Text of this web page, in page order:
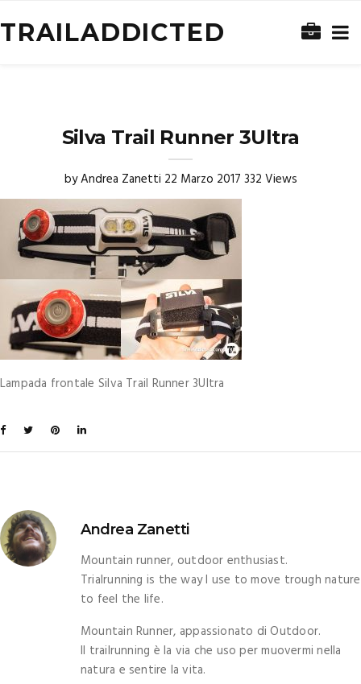
TRAILADDICTED
Silva Trail Runner 3Ultra
byAndrea Zanetti 22 Marzo 2017 332 Views
Lampada frontale Silva Trail Runner 3Ultra
Andrea Zanetti
Mountain runner, outdoor enthusiast.
Trialrunning is the way I use to move trough nature
to feel the life.
Mountain Runner, appassionato di Outdoor.
Il trailrunning è la via che uso per muovermi nella
natura e sentire la vita.